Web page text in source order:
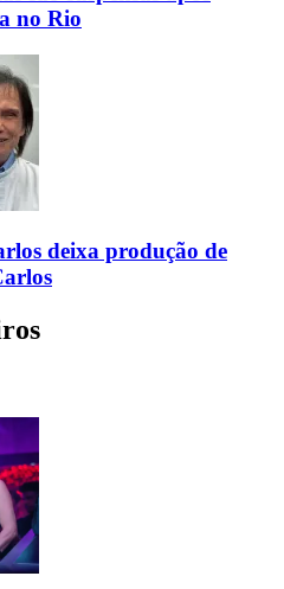
no Rio
deixa produção de